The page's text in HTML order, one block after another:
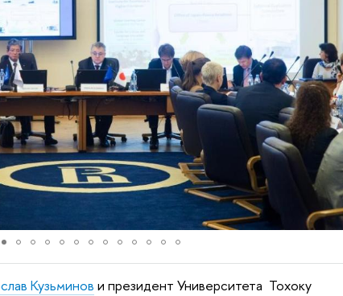
Кузьминов и президент Университета Тохоку